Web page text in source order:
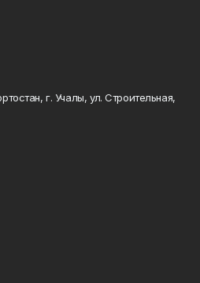
г. Учалы, ул. Строительная,